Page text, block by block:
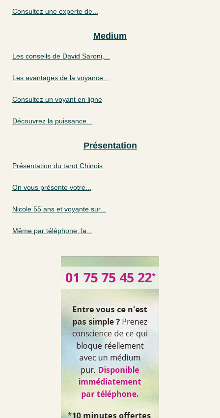
Consultez une experte de...
Medium
Les conseils de David Saroni,...
Les avantages de la voyance...
Consultez un voyant en ligne
Découvrez la puissance...
Présentation
Présentation du tarot Chinois
On vous présente votre...
Nicole 55 ans et voyante sur...
Même par téléphone, la...